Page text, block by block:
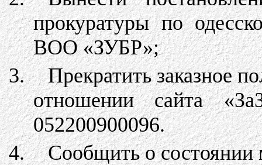
прокуратуры по
ВОО «ЗУБР»;
Прекратить заказное
отношении сайта
052200900096.
Сообщить о состоянии